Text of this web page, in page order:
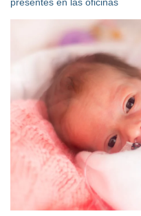
presentes en las oficinas